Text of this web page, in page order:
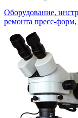
Оборудование,
ремонта пресс-